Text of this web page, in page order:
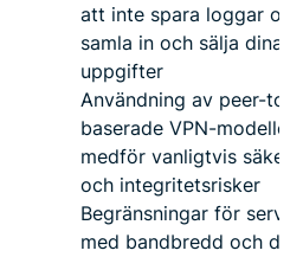
att inte spara loggar
samla in och sälja dina
uppgifter
Användning av peer-to-
baserade VPN-modeller
medför vanligtvis
och integritetsrisker
Begränsningar för
med bandbredd och